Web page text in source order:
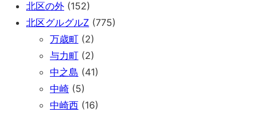
北区の外 (152)
北区グルグルZ (775)
万歳町 (2)
与力町 (2)
中之島 (41)
中崎 (5)
中崎西 (16)